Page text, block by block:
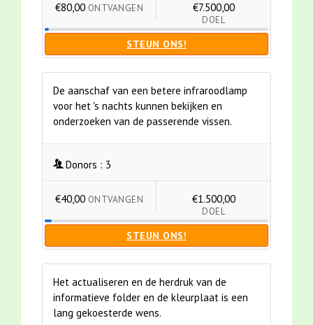
€80,00 ONTVANGEN €7.500,00
DOEL
STEUN ONS!
De aanschaf van een betere infraroodlamp
voor het 's nachts kunnen bekijken en
onderzoeken van de passerende vissen.
Donors : 3
€40,00 ONTVANGEN €1.500,00
DOEL
STEUN ONS!
Het actualiseren en de herdruk van de
informatieve folder en de kleurplaat is een
lang gekoesterde wens.